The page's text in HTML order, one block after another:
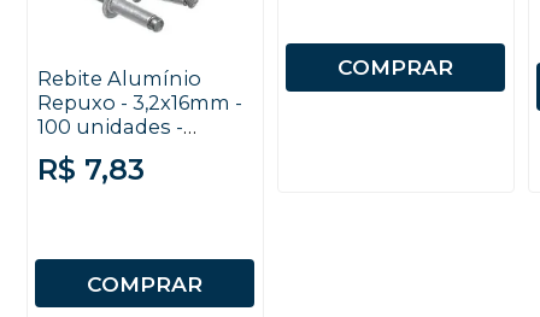
Rebite Alumínio
Repuxo - 3,2x16mm -
100 unidades -
Âncora
R$ 7,83
COMPRAR
COMPRAR